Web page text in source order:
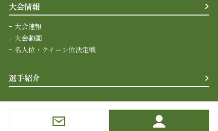
大会情報
大会速報
大会動画
名人位・クイーン位決定戦
選手紹介